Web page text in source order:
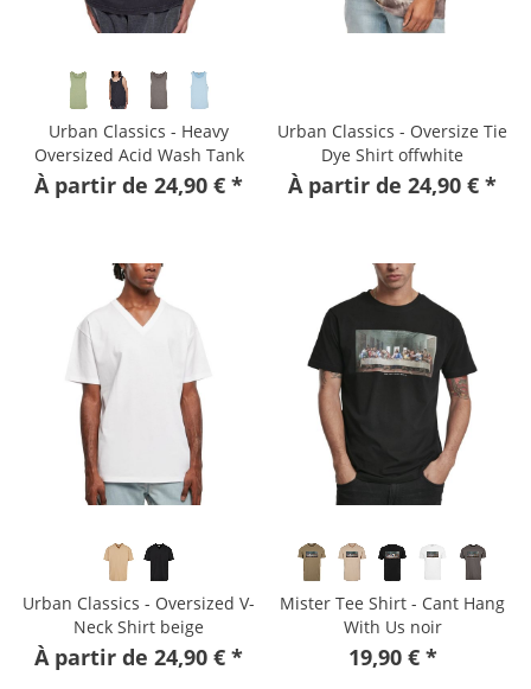
Urban Classics - Heavy
Oversized Acid Wash Tank
Top black
À partir de 24,90 € *
Urban Classics - Oversize Tie
Dye Shirt offwhite
À partir de 24,90 € *
Urban Classics - Oversized V-
Neck Shirt beige
À partir de 24,90 € *
Mister Tee Shirt - Cant Hang
With Us noir
19,90 € *